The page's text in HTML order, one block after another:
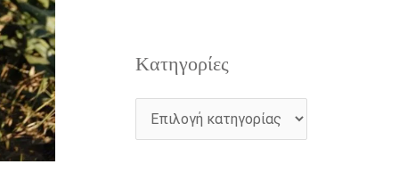
Kατηγορίες